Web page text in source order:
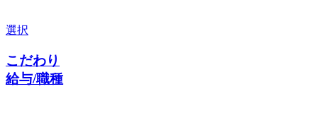
選択
こだわり
給与/職種